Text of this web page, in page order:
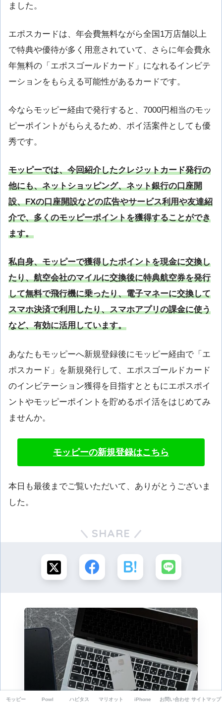
ました。
エポスカードは、年会費無料ながら全国1万店舗以上
で特典や優待が多く用意されていて、さらに年会費永
年無料の「エポスゴールドカード」になれるインビテ
ーションをもらえる可能性があるカードです。
今ならモッピー経由で発行すると、7000円相当のモッ
ピーポイントがもらえるため、ポイ活案件としても優
秀です。
モッピーでは、今回紹介したクレジットカード発行の
他にも、ネットショッピング、ネット銀行の口座開
設、FXの口座開設などの広告やサービス利用や友達紹
介で、多くのモッピーポイントを獲得することができ
ます。
私自身、モッピーで獲得したポイントを現金に交換し
たり、航空会社のマイルに交換後に特典航空券を発行
して無料で飛行機に乗ったり、電子マネーに交換して
スマホ決済で利用したり、スマホアプリの課金に使う
など、有効に活用しています。
あなたもモッピーへ新規登録後にモッピー経由で「エ
ポスカード」を新規発行して、エポスゴールドカード
のインビテーション獲得を目指すとともにエポスポイ
ントやモッピーポイントを貯めるポイ活をはじめてみ
ませんか。
モッピーの新規登録はこちら
本日も最後までご覧いただいて、ありがとうございま
した。
SHARE
モッピー Powl ハピタス マリオット iPhone お問い合わせ サイトマップ